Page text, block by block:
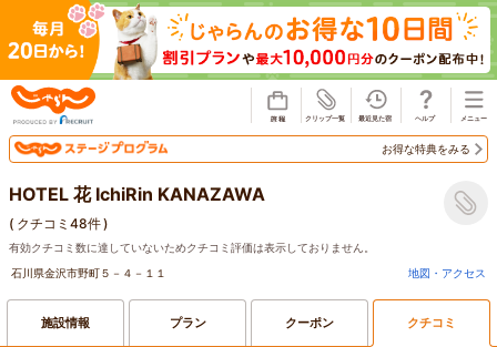
お得な特典をみる
HOTEL 花 IchiRin KANAZAWA
( クチコミ48件)
有効クチコミ数に達していないためクチコミ評価は表示しておりません。
石川県金沢市野町５－４－１１
地図・アクセス
施設情報 プラン クーポン クチコミ